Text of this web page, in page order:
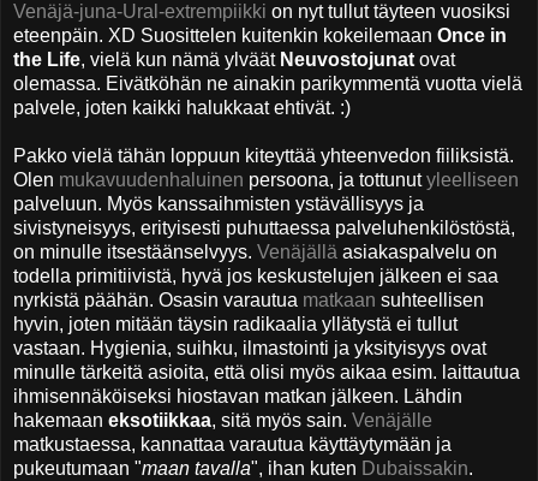
Venäjä-juna-Ural-extrempiikki on nyt tullut täyteen vuosiksi
eteenpäin. XD Suosittelen kuitenkin kokeilemaan Once in
the Life, vielä kun nämä ylväät Neuvostojunat ovat
olemassa. Eivätköhän ne ainakin parikymmentä vuotta vielä
palvele, joten kaikki halukkaat ehtivät. :)
Pakko vielä tähän loppuun kiteyttää yhteenvedon fiiliksistä.
Olen mukavuudenhaluinen persoona, ja tottunutyleelliseen
palveluun. Myös kanssaihmisten ystävällisyys ja
sivistyneisyys, erityisesti puhuttaessa palveluhenkilöstöstä,
on minulle itsestäänselvyys. Venäjällä asiakaspalvelu on
todella primitiivistä, hyvä jos keskustelujen jälkeen ei saa
nyrkistä päähän. Osasin varautua matkaan suhteellisen
hyvin, joten mitään täysin radikaalia yllätystä ei tullut
vastaan. Hygienia, suihku, ilmastointi ja yksityisyys ovat
minulle tärkeitä asioita, että olisi myös aikaa esim. laittautua
ihmisennäköiseksi hiostavan matkan jälkeen. Lähdin
hakemaan eksotiikkaa, sitä myös sain. Venäjälle
matkustaessa, kannattaa varautua käyttäytymään ja
pukeutumaan "maan tavalla", ihan kuten Dubaissakin.